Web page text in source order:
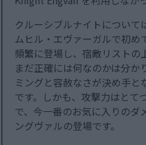
クルーシブルナイトについて
ムヒル・エヴァーガルで初め
頻繁に登場し、宿敵リストの
まだ正確には何なのかは分か
ミングと容赦なさが決め手と
です。しかも、攻撃力はとて
で、今一番のお気に入りのダ
ングヴァルの登場です。